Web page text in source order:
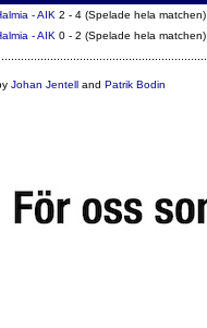
- AIK 2 - 4 (Spelade hela matchen)
- AIK 0 - 2 (Spelade hela matchen)
Johan Jentelland Patrik Bodin